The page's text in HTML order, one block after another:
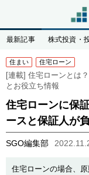
最新記事 株式投資・
住まい 住宅ローン
[連載] 住宅ローンとは
とお役立ち情報
住宅ローンに保
ースと保証人が
SGO編集部
住宅ローンの場合、